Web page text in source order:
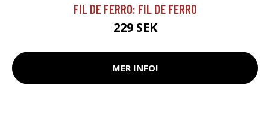
FIL DE FERRO: FIL DE FERRO
229 SEK
MER INFO!